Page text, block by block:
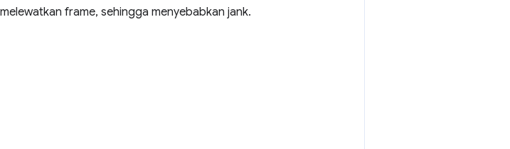
frame, sehingga menyebabkan jank.